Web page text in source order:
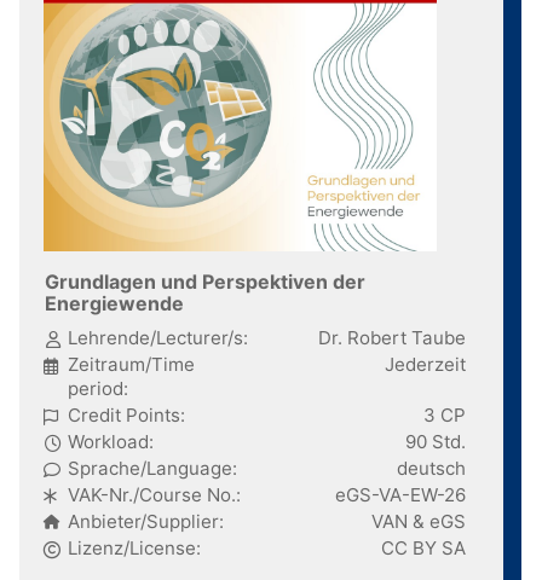
Grundlagen und Perspektiven der
Energiewende
Lehrende/Lecturer/s:
Dr. Robert Taube
Zeitraum/Time
period:
Jederzeit
Credit Points:
3 CP
Workload:
90 Std.
Sprache/Language:
deutsch
VAK-Nr./Course No.:
eGS-VA-EW-26
Anbieter/Supplier:
VAN & eGS
Lizenz/License:
CC BY SA